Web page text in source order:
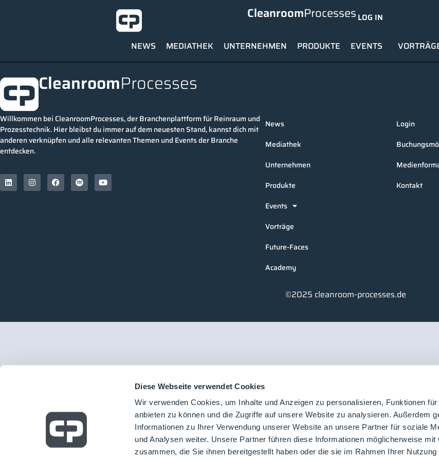
Diese Webseite verwendet Cookies
Wir verwenden Cookies, um Inhalte und Anzeigen zu personalisieren, Funktionen
anbieten zu können und die Zugriffe auf unsere Website zu analysieren. Außerdem
Informationen zu Ihrer Verwendung unserer Website an unsere Partner für soziale
und Analysen weiter. Unsere Partner führen diese Informationen möglicherweise mit
zusammen, die Sie ihnen bereitgestellt haben oder die sie im Rahmen Ihrer Nutzung
CleanroomProcesses LOG IN
NEWS MEDIATHEK UNTERNEHMEN PRODUKTE EVENTS
CleanroomProcesses
Willkommen bei CleanroomProcesses, der Branchenplattform für Reinraum und
Prozesstechnik. Hier bleibst du immer auf dem neuesten Stand, kannst dich mit
anderen verknüpfen und alle relevanten Themen und Events der Branche
entdecken.
News
Mediathek
Unternehmen
Produkte
Events
Vorträge
Future-Faces
Academy
Login
Kontakt
©2025 cleanroom-processes.de